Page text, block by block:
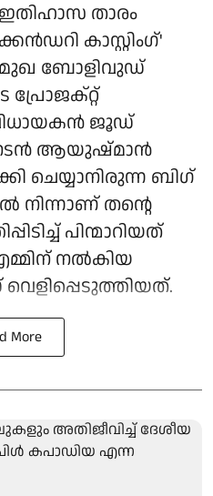
താരം
കാസ്റ്റിംഗ്'
പ്രമുഖ ബോളിവുഡ്
പ്രോജക്റ്റ്
ജൂഡ്
ആയുഷ്മാൻ
ചെയ്യാനിരുന്ന ബിഗ്
നിന്നാണ് തന്റെ
പിന്മാറിയത്
നല്‍കിയ
More